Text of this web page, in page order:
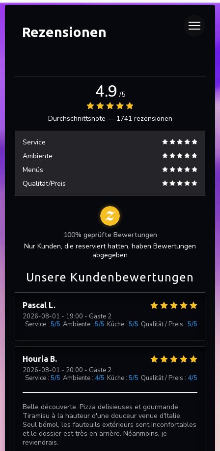
DUETTO
Rezensionen
Unsere Kundenbewertungen
Pascal L
2026-08-01 - 19:00 - Gäste 2
Service : 5/5 Ambiente : 5/5 Küche : 5/5 Qualität / Preis : 5/5
Houria B
2026-08-01 - 20:00 - Gäste 2
Service : 5/5 Ambiente : 4/5 Küche : 5/5 Qualität / Preis : 4/5
Belle découverte. Pizza delisieuses et gourmande.
Tiramisu à la hauteur d'une douceur venue d'Italie.
Seul bémol, les fauteuils extérieurs sont inconfortables
et le dossier est très en arrière. Néanmoins, je
reviendrais.
4.9 /5
Durchschnittsnote — 1741 rezensionen
Service
Ambiente
Menüs
Qualität/Preis
100% geprüfte Bewertungen
Nur Kunden, die reserviert hatten, haben Bewertungen
abgegeben